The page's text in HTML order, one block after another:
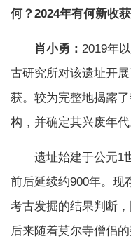
何？2024年有何新收获
肖小勇： 2019年
古研究所对该遗址开
获。较为完整地揭露
构，并确定其兴废年代
遗址始建于公元1世
前后延续约900年。现
考古发掘的结果判断
后来随着莫尔寺僧侣